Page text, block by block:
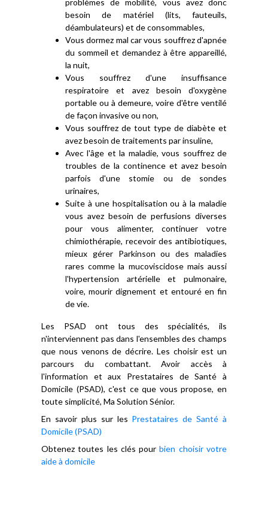
problèmes de mobilité, vous avez donc
besoin de matériel (lits, fauteuils,
déambulateurs) et de consommables,
Vous dormez mal car vous souffrez d'apnée
du sommeil et demandez à être appareillé,
la nuit,
Vous souffrez d'une insuffisance
respiratoire et avez besoin d'oxygène
portable ou à demeure, voire d'être ventilé
de façon invasive ou non,
Vous souffrez de tout type de diabète et
avez besoin de traitements par insuline,
Avec l'âge et la maladie, vous souffrez de
troubles de la continence et avez besoin
parfois d'une stomie ou de sondes
urinaires,
Suite à une hospitalisation ou à la maladie
vous avez besoin de perfusions diverses
pour vous alimenter, continuer votre
chimiothérapie, recevoir des antibiotiques,
mieux gérer Parkinson ou des maladies
rares comme la mucoviscidose mais aussi
l'hypertension artérielle et pulmonaire,
voire, mourir dignement et entouré en fin
de vie.
Les PSAD ont tous des spécialités, ils
n'interviennent pas dans l'ensembles des champs
que nous venons de décrire. Les choisir est un
parcours du combattant. Avoir accès à
l'information et aux Prestataires de Santé à
Domicile (PSAD), c'est ce que vous propose, en
toute simplicité, Ma Solution Sénior.
En savoir plus sur les Prestataires de Santé à
Domicile (PSAD)
Obtenez toutes les clés pourbien choisir votre
aide à domicile